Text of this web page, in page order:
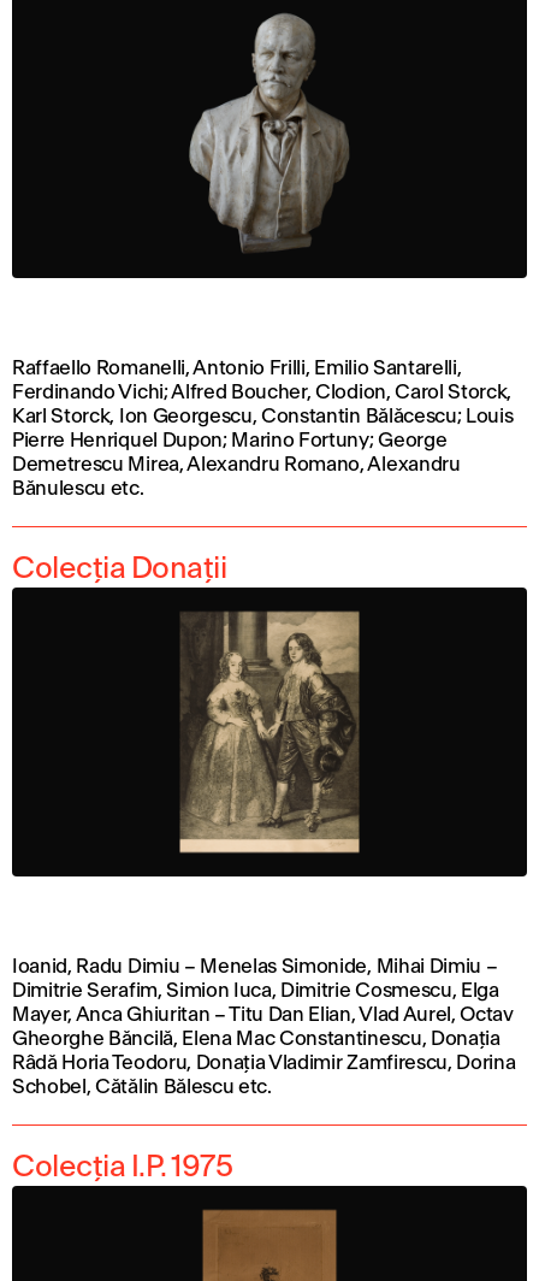
Raffaello Romanelli, Antonio Frilli, Emilio Santarelli,
Ferdinando Vichi; Alfred Boucher, Clodion, Carol Storck,
Karl Storck, Ion Georgescu, Constantin Bălăcescu; Louis
Pierre Henriquel Dupon; Marino Fortuny; George
Demetrescu Mirea, Alexandru Romano, Alexandru
Bănulescu etc.
Colecția Donații
Ioanid, Radu Dimiu – Menelas Simonide, Mihai Dimiu –
Dimitrie Serafim, Simion Iuca, Dimitrie Cosmescu, Elga
Mayer, Anca Ghiuritan – Titu Dan Elian, Vlad Aurel, Octav
Gheorghe Băncilă, Elena Mac Constantinescu, Donația
Râdă Horia Teodoru, Donația Vladimir Zamfirescu, Dorina
Schobel, Cătălin Bălescu etc.
Colecția I.P. 1975